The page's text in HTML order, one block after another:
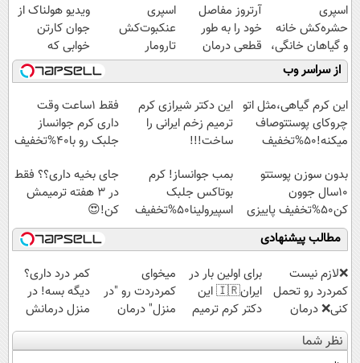
اسپری
حشره‌کش خانه
و گیاهان خانگی،
نابودکننده انواع
حشرات خانگی و
آفات
آرتروز مفاصل
خود را به طور
قطعی درمان
کنید!
◗پرسش‌نامه◖
اسپری
عنکبوت‌‌کش
تارومار
ازبین‌برنده انواع
عنکبوت
ویدیو هولناک از
جوان کارتن
خوابی که
میلیاردر شد.
آموزش رایگان
از سراسر وب
این کرم گیاهی،مثل اتو
چروکای پوستتوصاف
میکنه!50%تخفیف
این دکتر شیرازی کرم
ترمیم زخم ایرانی را
ساخت!!!
فقط 1ساعت وقت
داری کرم جوانساز
جلبک رو با40%تخفیف
بدون سوزن پوستتو
10سال جوون
کن50%تخفیف پاییزی
بمب جوانساز! کرم
بوتاکس جلبک
اسپیرولینا50%تخفیف
جای بخیه داری؟؟ فقط
در 3 هفته ترمیمش
کن!😍
مطالب پیشنهادی
❌لازم نیست
کمردرد رو تحمل
کنی❌ درمان
بدون جراحی و
قرص
برای اولین بار در
ایران🇮🇷 این
دکتر کرم ترمیم
کننده 23 روزه
ساخت!
میخوای
کمردردت رو "در
منزل" درمان
کنی؟ (◂فیلم +
◂پرسش‌نامه)
کمر درد داری؟
دیگه بسه! در
منزل درمانش
کن
(◀پرسش‌نامه)
نظر شما